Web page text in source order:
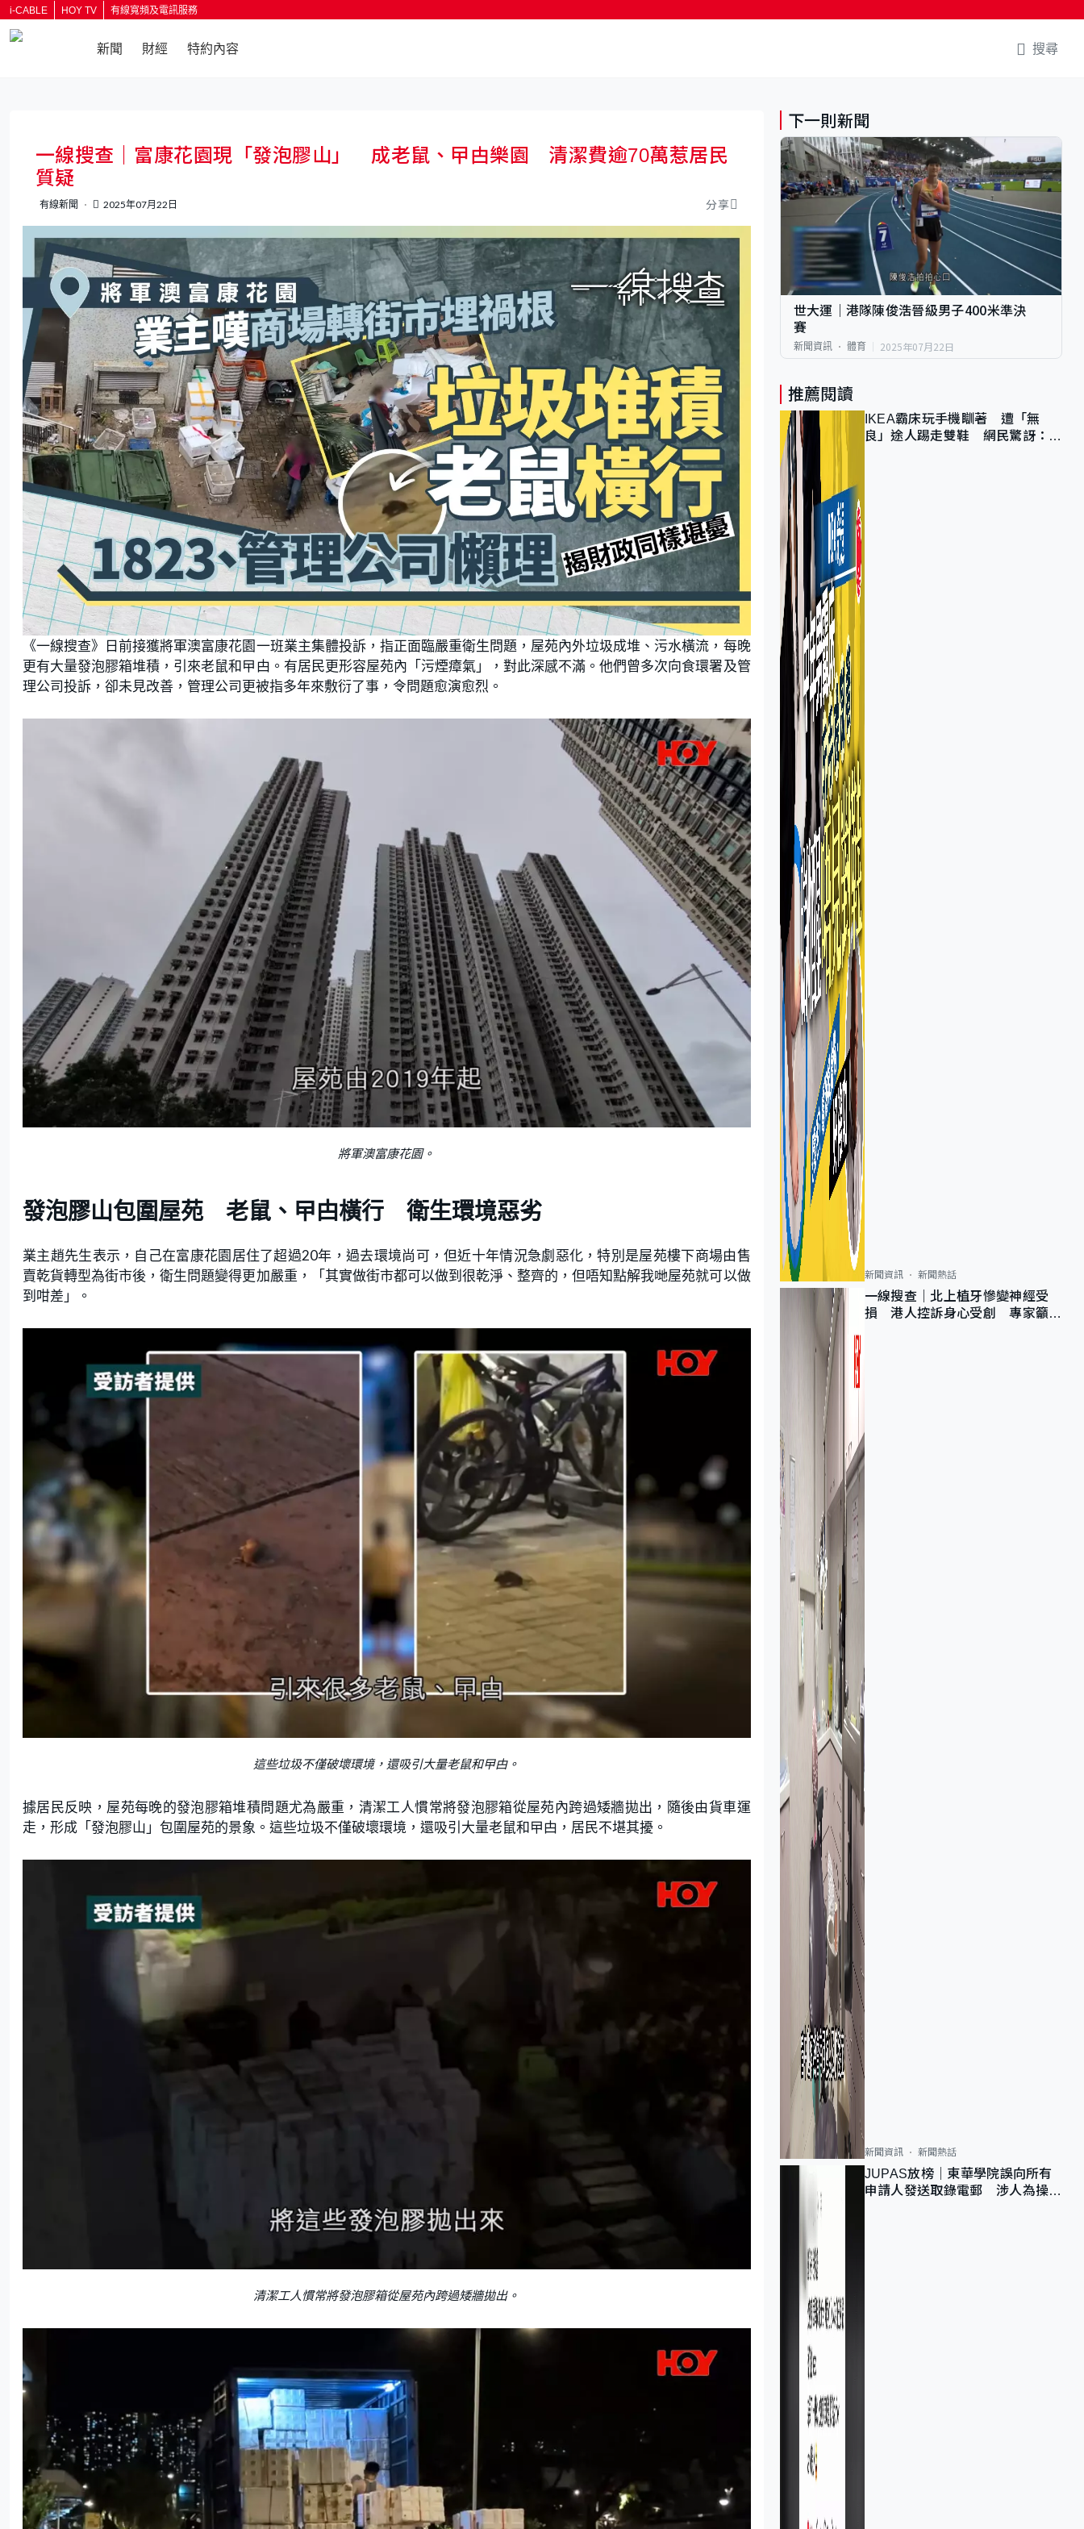
i-CABLE HOY TV 有線寬頻及電訊服務
新聞 財經 特約內容 搜尋
一線搜查｜富康花園現「發泡膠山」 成老鼠、曱甴樂園 清潔費逾70萬惹居民
質疑
有線新聞 2025年07月22日 分享
《一線搜查》日前接獲將軍澳富康花園一班業主集體投訴，指正面臨嚴重衛生問題，屋苑內外垃圾成堆、污水橫流，每晚
更有大量發泡膠箱堆積，引來老鼠和曱甴。有居民更形容屋苑內「污煙瘴氣」，對此深感不滿。他們曾多次向食環署及管
理公司投訴，卻未見改善，管理公司更被指多年來敷衍了事，令問題愈演愈烈。
將軍澳富康花園。
發泡膠山包圍屋苑 老鼠、曱甴橫行 衛生環境惡劣
業主趙先生表示，自己在富康花園居住了超過20年，過去環境尚可，但近十年情況急劇惡化，特別是屋苑樓下商場由售
賣乾貨轉型為街市後，衛生問題變得更加嚴重，「其實做街市都可以做到很乾淨、整齊的，但唔知點解我哋屋苑就可以做
到咁差」。
這些垃圾不僅破壞環境，還吸引大量老鼠和曱甴。
據居民反映，屋苑每晚的發泡膠箱堆積問題尤為嚴重，清潔工人慣常將發泡膠箱從屋苑內跨過矮牆拋出，隨後由貨車運
走，形成「發泡膠山」包圍屋苑的景象。這些垃圾不僅破壞環境，還吸引大量老鼠和曱甴，居民不堪其擾。
清潔工人慣常將發泡膠箱從屋苑內跨過矮牆拋出。
下一則新聞
世大運｜港隊陳俊浩晉級男子400米準決
賽
新聞資訊 體育 2025年07月22日
推薦閱讀
IKEA霸床玩手機瞓著 遭「無
良」途人踢走雙鞋 網民驚訝：冇
新聞資訊 新聞熱話
一線搜查｜北上植牙慘變神經受
損 港人控訴身心受創 專家籲理
新聞資訊 新聞熱話
JUPAS放榜｜東華學院誤向所有
申請人發送取錄電郵 涉人為操作